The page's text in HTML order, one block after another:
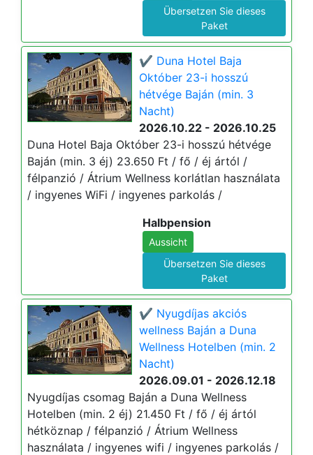
Übersetzen Sie dieses
Paket
✔️ Duna Hotel Baja
Október 23-i hosszú
hétvége Baján (min. 3
Nacht)
2026.10.22 - 2026.10.25
Duna Hotel Baja Október 23-i hosszú hétvége
Baján (min. 3 éj) 23.650 Ft / fő / éj ártól /
félpanzió / Átrium Wellness korlátlan használata
/ ingyenes WiFi / ingyenes parkolás /
Halbpension
Aussicht
Übersetzen Sie dieses
Paket
✔️ Nyugdíjas akciós
wellness Baján a Duna
Wellness Hotelben (min. 2
Nacht)
2026.09.01 - 2026.12.18
Nyugdíjas csomag Baján a Duna Wellness
Hotelben (min. 2 éj) 21.450 Ft / fő / éj ártól
hétköznap / félpanzió / Átrium Wellness
használata / ingyenes wifi / ingyenes parkolás /